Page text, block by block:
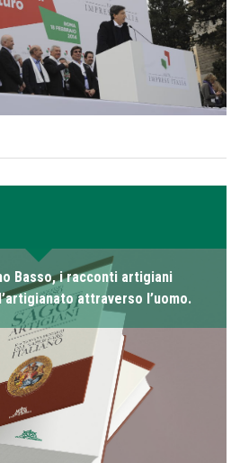
Basso, i racconti artigiani
attraverso l’uomo.